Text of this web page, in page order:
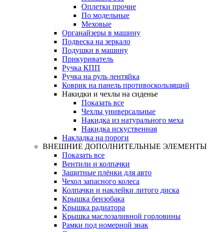
Оплетки прочиe
По модельные
Меховые
Органайзеры в машину
Подвеска на зеркало
Подушки в машину
Прикуриватель
Ручка КПП
Ручка на руль лентяйка
Коврик на панель противоскользящий
Накидки и чехлы на сиденье
Показать все
Чехлы универсальные
Накидка из натурального меха
Накидка искуственная
Накладка на пороги
ВНЕШНИЕ ДОПОЛНИТЕЛЬНЫЕ ЭЛЕМЕНТЫ
Показать все
Вентили и колпачки
Защитные плёнки для авто
Чехол запасного колеса
Колпачки и наклейки литого диска
Крышка бензобака
Крышка радиатора
Крышка маслозаливной горловины
Рамки под номерной знак